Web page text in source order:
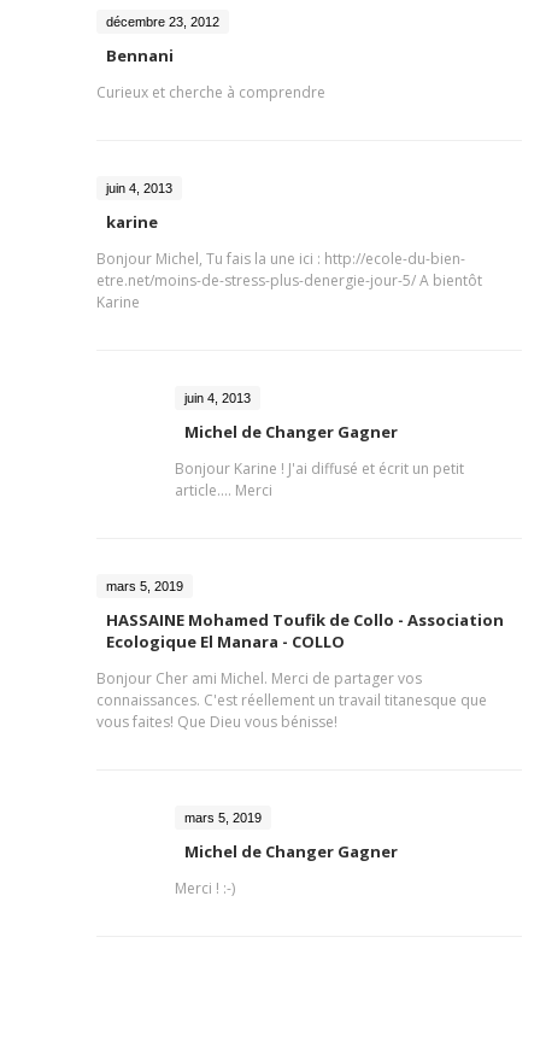
décembre 23, 2012
Bennani
Curieux et cherche à comprendre
juin 4, 2013
karine
Bonjour Michel, Tu fais la une ici : http://ecole-du-bien-
etre.net/moins-de-stress-plus-denergie-jour-5/ A bientôt
Karine
juin 4, 2013
Michel de Changer Gagner
Bonjour Karine ! J'ai diffusé et écrit un petit
article.... Merci
mars 5, 2019
HASSAINE Mohamed Toufik de Collo - Association
Ecologique El Manara - COLLO
Bonjour Cher ami Michel. Merci de partager vos
connaissances. C'est réellement un travail titanesque que
vous faites! Que Dieu vous bénisse!
mars 5, 2019
Michel de Changer Gagner
Merci ! :-)